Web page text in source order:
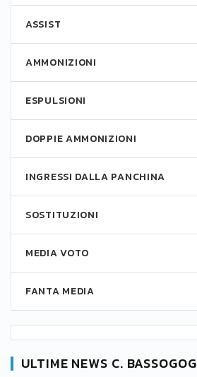
ASSIST
AMMONIZIONI
ESPULSIONI
DOPPIE AMMONIZIONI
INGRESSI DALLA PANCHINA
SOSTITUZIONI
MEDIA VOTO
FANTA MEDIA
ULTIME NEWS C. BASSOGOG